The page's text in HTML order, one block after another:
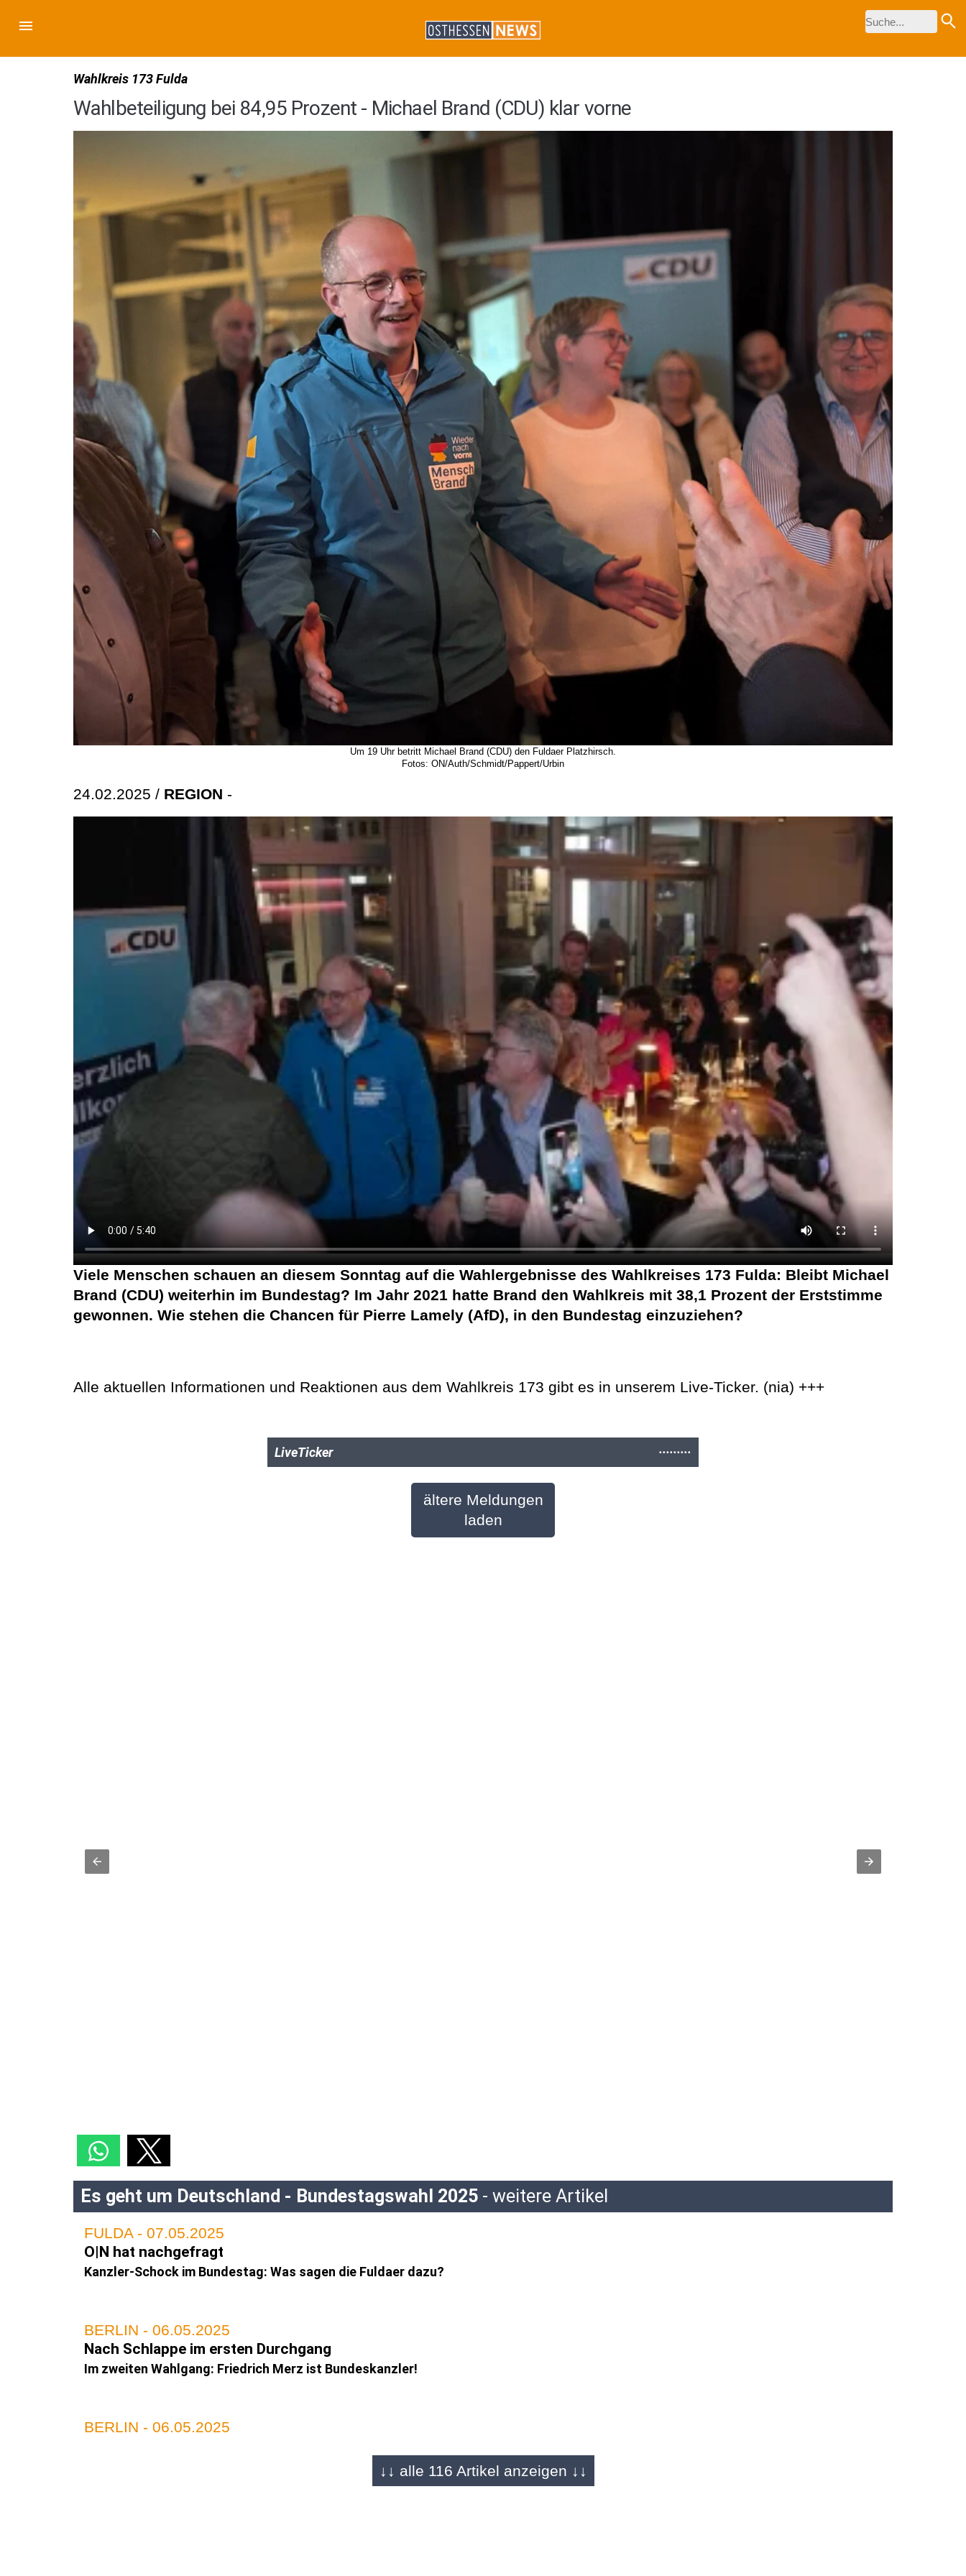
Wahlkreis 173 Fulda
Wahlbeteiligung bei 84,95 Prozent - Michael Brand (CDU) klar vorne
Um 19 Uhr betritt Michael Brand (CDU) den Fuldaer Platzhirsch.
Fotos: ON/Auth/Schmidt/Pappert/Urbin
24.02.2025 / REGION -
Viele Menschen schauen an diesem Sonntag auf die Wahlergebnisse des Wahlkreises 173 Fulda: Bleibt Michael
Brand (CDU) weiterhin im Bundestag? Im Jahr 2021 hatte Brand den Wahlkreis mit 38,1 Prozent der Erststimme
gewonnen. Wie stehen die Chancen für Pierre Lamely (AfD), in den Bundestag einzuziehen?
Alle aktuellen Informationen und Reaktionen aus dem Wahlkreis 173 gibt es in unserem Live-Ticker. (nia) +++
LiveTicker .........
ältere Meldungen
laden
Es geht um Deutschland - Bundestagswahl 2025 - weitere Artikel
FULDA - 07.05.2025
O|N hat nachgefragt
Kanzler-Schock im Bundestag: Was sagen die Fuldaer dazu?
BERLIN - 06.05.2025
Nach Schlappe im ersten Durchgang
Im zweiten Wahlgang: Friedrich Merz ist Bundeskanzler!
BERLIN - 06.05.2025
Merz-Familie, Merkel und Astronaut Gerst bei Kanzlerwahl↓↓ alle 116 Artikel anzeigen ↓↓